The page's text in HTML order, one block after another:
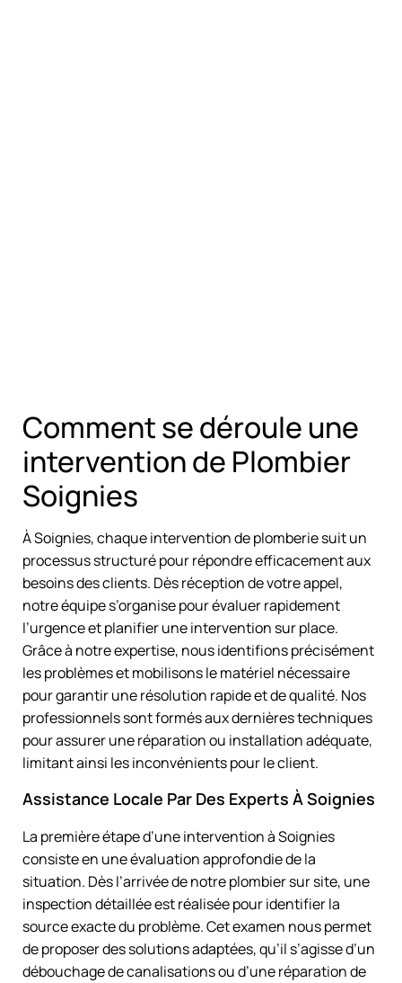
Comment se déroule une
intervention de Plombier
Soignies
À Soignies, chaque intervention de plomberie suit un
processus structuré pour répondre efficacement aux
besoins des clients. Dès réception de votre appel,
notre équipe s’organise pour évaluer rapidement
l’urgence et planifier une intervention sur place.
Grâce à notre expertise, nous identifions précisément
les problèmes et mobilisons le matériel nécessaire
pour garantir une résolution rapide et de qualité. Nos
professionnels sont formés aux dernières techniques
pour assurer une réparation ou installation adéquate,
limitant ainsi les inconvénients pour le client.
Assistance Locale Par Des Experts À Soignies
La première étape d’une intervention à Soignies
consiste en une évaluation approfondie de la
situation. Dès l’arrivée de notre plombier sur site, une
inspection détaillée est réalisée pour identifier la
source exacte du problème. Cet examen nous permet
de proposer des solutions adaptées, qu’il s’agisse d’un
débouchage de canalisations ou d’une réparation de